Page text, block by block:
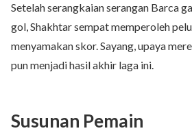
Setelah serangkaian serangan Barca
gol, Shakhtar sempat memperoleh
menyamakan skor. Sayang, upaya
pun menjadi hasil akhir laga ini.
Susunan Pemain